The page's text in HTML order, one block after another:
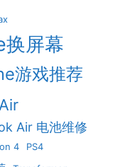
屏幕
游戏推荐
Air 电池维修
4 PS4